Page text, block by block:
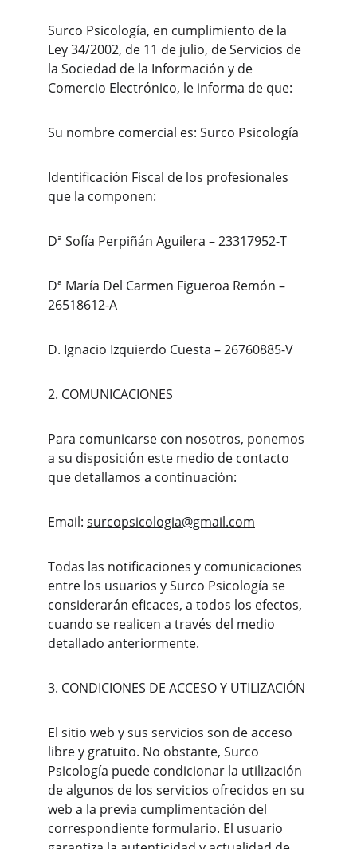
Surco Psicología, en cumplimiento de la
Ley 34/2002, de 11 de julio, de Servicios de
la Sociedad de la Información y de
Comercio Electrónico, le informa de que:
Su nombre comercial es: Surco Psicología
Identificación Fiscal de los profesionales
que la componen:
Dª Sofía Perpiñán Aguilera – 23317952-T
Dª María Del Carmen Figueroa Remón –
26518612-A
D. Ignacio Izquierdo Cuesta – 26760885-V
2. COMUNICACIONES
Para comunicarse con nosotros, ponemos
a su disposición este medio de contacto
que detallamos a continuación:
Email: surcopsicologia@gmail.com
Todas las notificaciones y comunicaciones
entre los usuarios y Surco Psicología se
considerarán eficaces, a todos los efectos,
cuando se realicen a través del medio
detallado anteriormente.
3. CONDICIONES DE ACCESO Y UTILIZACIÓN
El sitio web y sus servicios son de acceso
libre y gratuito. No obstante, Surco
Psicología puede condicionar la utilización
de algunos de los servicios ofrecidos en su
web a la previa cumplimentación del
correspondiente formulario. El usuario